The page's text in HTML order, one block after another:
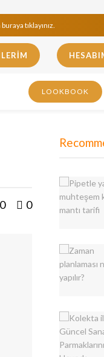
tıklayınız.
LOOKBOOK
0 0